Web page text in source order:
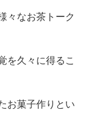
々なお茶トーク
を久々に得るこ
お菓子作りとい